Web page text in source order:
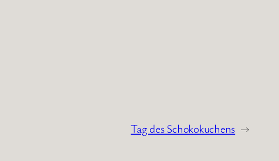
Tag des Schokokuchens →